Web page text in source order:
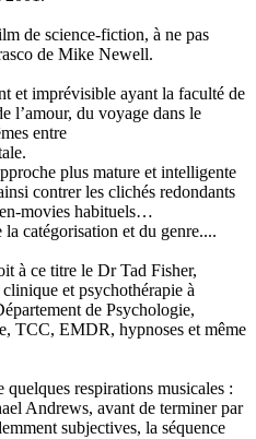
de science-fiction, à ne pas
de Mike Newell.
et imprévisible ayant la faculté de
l’amour, du voyage dans le
entre
plus mature et intelligente
contrer les clichés redondants
movies habituels…
catégorisation et du genre....
à ce titre le Dr Tad Fisher,
et psychothérapie à
de Psychologie,
TCC, EMDR, hypnoses et même
quelques respirations musicales :
Andrews, avant de terminer par
subjectives, la séquence